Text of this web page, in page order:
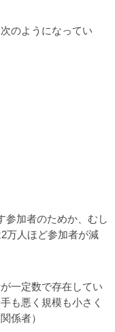
のようになってい
加者のためか、むし
万人ほど参加者が減
一定数で存在してい
も悪く規模も小さく
係者）